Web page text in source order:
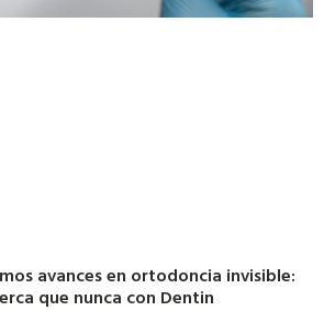
avances en ortodoncia invisible:
que nunca con Dentin